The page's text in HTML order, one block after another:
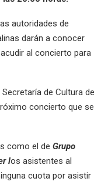
autoridades de
darán a conocer
al concierto para
de Cultura de
concierto que se
como el de Grupo
los asistentes al
cuota por asistir